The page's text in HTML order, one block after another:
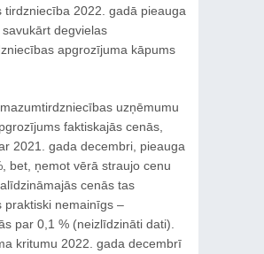
tirdzniecība 2022. gadā pieauga
degvielas
apgrozījuma kāpums
uzņēmumu
faktiskajās cenās,
2021. gada decembri, pieauga
bet, ņemot vērā straujo cenu
cenās tas
praktiski nemainīgs –
par 0,1 % (neizlīdzināti dati).
kritumu 2022. gada decembrī